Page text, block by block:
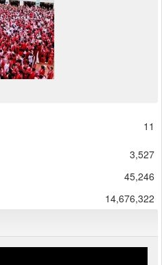
11
3,527
45,246
14,676,322